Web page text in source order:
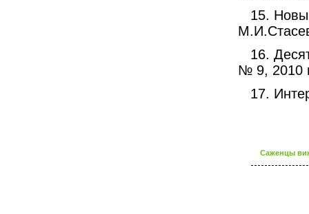
15.
16.
№ 9, 2010
17.
Саженцы